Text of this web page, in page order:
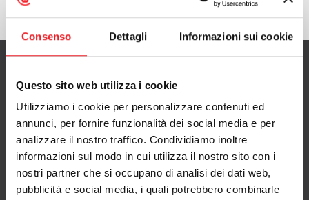
Consenso Dettagli Informazioni sui cookie
Questo sito web utilizza i cookie
Utilizziamo i cookie per personalizzare contenuti ed
annunci, per fornire funzionalità dei social media e per
analizzare il nostro traffico. Condividiamo inoltre
informazioni sul modo in cui utilizza il nostro sito con i
nostri partner che si occupano di analisi dei dati web,
pubblicità e social media, i quali potrebbero combinarle
CAMINETTI MONTEGRAPPA S.p.A.
via A. da Bassano 7/9
36020 Pove del Grappa (VI), Italy